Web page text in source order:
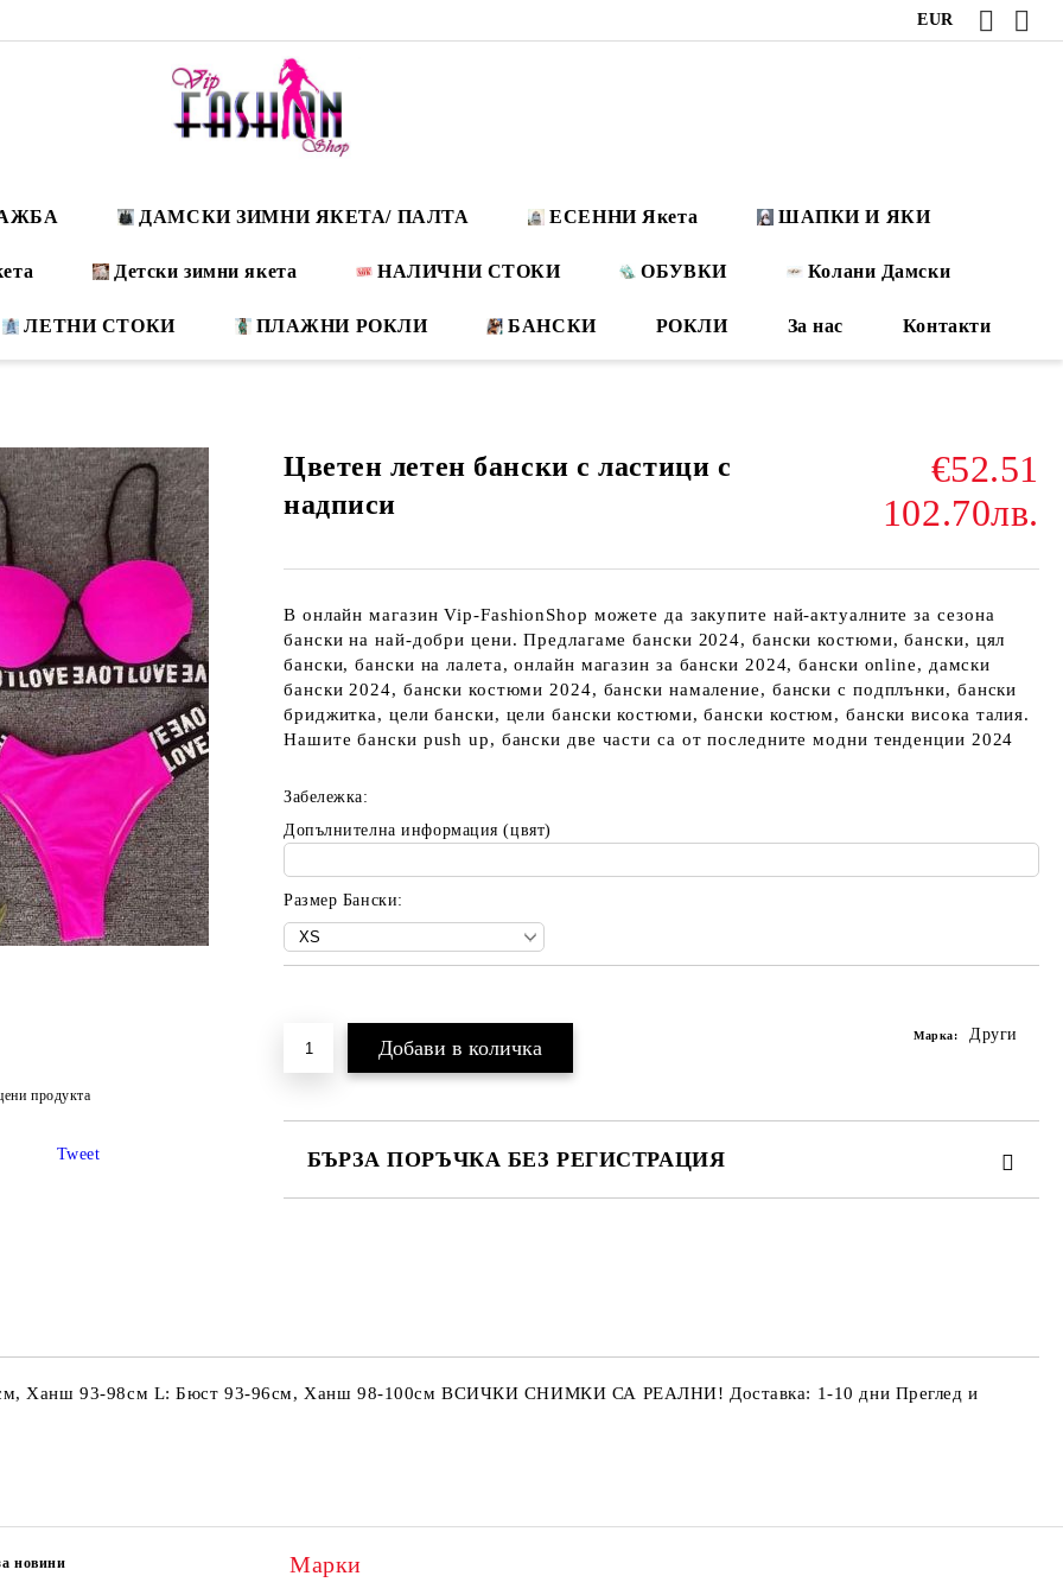
EUR
ДАМСКИ ЗИМНИ ЯКЕТА/ ПАЛТА ЕСЕННИ Якета ШАПКИ И ЯКИ
Детски зимни якета НАЛИЧНИ СТОКИ ОБУВКИ Колани Дамски
ЛЕТНИ СТОКИ ПЛАЖНИ РОКЛИ БАНСКИ РОКЛИ За нас Контакти
Цветен летен бански с ластици с
надписи
€52.51
102.70лв.
В онлайн магазин Vip-FashionShop можете да закупите най-актуалните за сезона
бански на най-добри цени. Предлагаме бански 2024, бански костюми, бански, цял
бански, бански на лалета, онлайн магазин за бански 2024, бански online, дамски
бански 2024, бански костюми 2024, бански намаление, бански с подплънки, бански
бриджитка, цели бански, цели бански костюми, бански костюм, бански висока талия.
Нашите бански push up, бански две части са от последните модни тенденции 2024
Забележка:
Допълнителна информация (цвят)
Размер Бански:
Марка: Други
БЪРЗА ПОРЪЧКА БЕЗ РЕГИСТРАЦИЯ
продукта
Tweet
Ханш 93-98см L: Бюст 93-96см, Ханш 98-100см ВСИЧКИ СНИМКИ СА РЕАЛНИ! Доставка: 1-10 дни Преглед и
новини
Марки